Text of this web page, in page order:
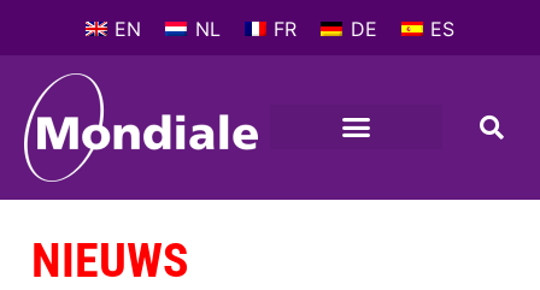
EN NL FR DE ES
NIEUWS